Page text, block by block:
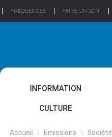
FRÉQUENCES FAIRE UN DON
INFORMATION
CULTURE
Accueil \ Emissions \ Société